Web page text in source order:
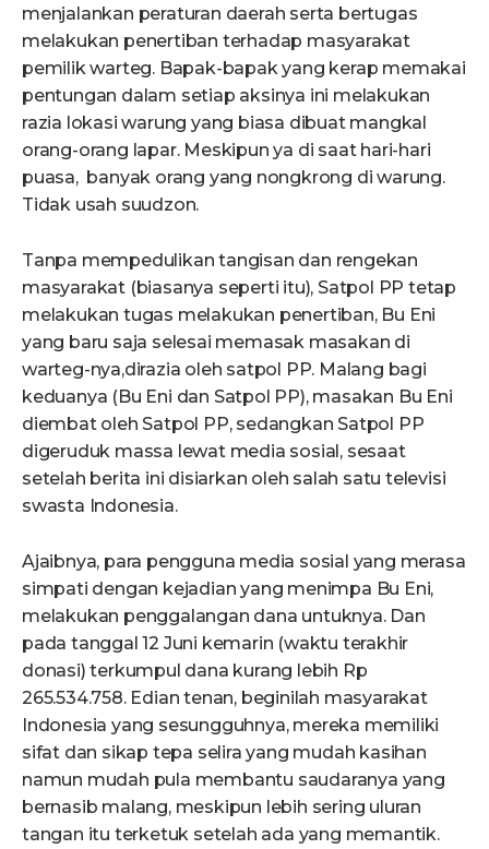
menjalankan peraturan daerah serta bertugas
melakukan penertiban terhadap masyarakat
pemilik warteg. Bapak-bapak yang kerap memakai
pentungan dalam setiap aksinya ini melakukan
razia lokasi warung yang biasa dibuat mangkal
orang-orang lapar. Meskipun ya di saat hari-hari
puasa, banyak orang yang nongkrong di warung.
Tidak usah suudzon.
Tanpa mempedulikan tangisan dan rengekan
masyarakat (biasanya seperti itu), Satpol PP tetap
melakukan tugas melakukan penertiban, Bu Eni
yang baru saja selesai memasak masakan di
warteg-nya,dirazia oleh satpol PP. Malang bagi
keduanya (Bu Eni dan Satpol PP), masakan Bu Eni
diembat oleh Satpol PP, sedangkan Satpol PP
digeruduk massa lewat media sosial, sesaat
setelah berita ini disiarkan oleh salah satu televisi
swasta Indonesia.
Ajaibnya, para pengguna media sosial yang merasa
simpati dengan kejadian yang menimpa Bu Eni,
melakukan penggalangan dana untuknya. Dan
pada tanggal 12 Juni kemarin (waktu terakhir
donasi) terkumpul dana kurang lebih Rp
265.534.758. Edian tenan, beginilah masyarakat
Indonesia yang sesungguhnya, mereka memiliki
sifat dan sikap tepa selira yang mudah kasihan
namun mudah pula membantu saudaranya yang
bernasib malang, meskipun lebih sering uluran
tangan itu terketuk setelah ada yang memantik.